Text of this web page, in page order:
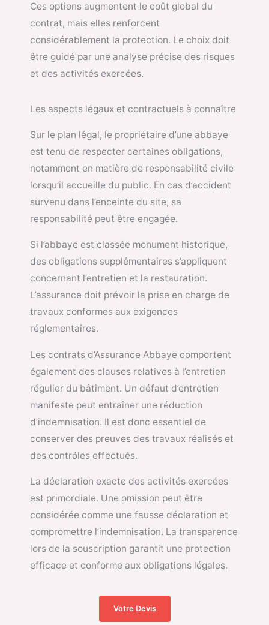
Ces options augmentent le coût global du
contrat, mais elles renforcent
considérablement la protection. Le choix doit
être guidé par une analyse précise des risques
et des activités exercées.
Les aspects légaux et contractuels à connaître
Sur le plan légal, le propriétaire d’une abbaye
est tenu de respecter certaines obligations,
notamment en matière de responsabilité civile
lorsqu’il accueille du public. En cas d’accident
survenu dans l’enceinte du site, sa
responsabilité peut être engagée.
Si l’abbaye est classée monument historique,
des obligations supplémentaires s’appliquent
concernant l’entretien et la restauration.
L’assurance doit prévoir la prise en charge de
travaux conformes aux exigences
réglementaires.
Les contrats d’Assurance Abbaye comportent
également des clauses relatives à l’entretien
régulier du bâtiment. Un défaut d’entretien
manifeste peut entraîner une réduction
d’indemnisation. Il est donc essentiel de
conserver des preuves des travaux réalisés et
des contrôles effectués.
La déclaration exacte des activités exercées
est primordiale. Une omission peut être
considérée comme une fausse déclaration et
compromettre l’indemnisation. La transparence
lors de la souscription garantit une protection
efficace et conforme aux obligations légales.
Votre Devis